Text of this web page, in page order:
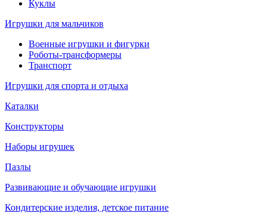
Куклы
Игрушки для мальчиков
Военные игрушки и фигурки
Роботы-трансформеры
Транспорт
Игрушки для спорта и отдыха
Каталки
Конструкторы
Наборы игрушек
Пазлы
Развивающие и обучающие игрушки
Кондитерские изделия, детское питание